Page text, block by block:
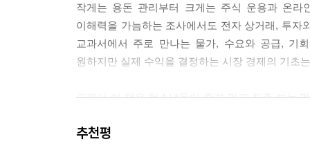
어요. 경쟁에서 성공한 가게들은 분점을 내며 치
--- p.108
작게는 용돈 관리부터 크게는 주식 운용과 온
이해력을 가늠하는 조사에서도 전자 상거래, 투
교과서에서 주로 만나는 물가, 수요와 공급, 기
원하지만 실제 수익을 결정하는 시장 경제의 기초
그래서 이 책은 청소년들이 즐겨 먹고 자주 보는
돕는다. 한 그릇에 15원이었던 여름 별미 냉면
추천평